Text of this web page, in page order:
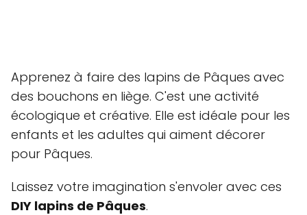
Apprenez à faire des lapins de Pâques avec
des bouchons en liège. C'est une activité
écologique et créative. Elle est idéale pour les
enfants et les adultes qui aiment décorer
pour Pâques.
Laissez votre imagination s'envoler avec ces
DIY lapins de Pâques.